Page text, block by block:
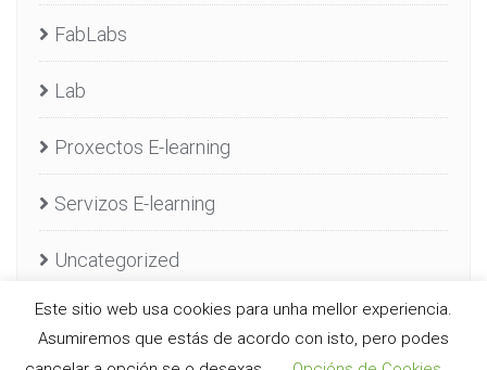
FabLabs
Lab
Proxectos E-learning
Servizos E-learning
Uncategorized
Este sitio web usa cookies para unha mellor experiencia.
Asumiremos que estás de acordo con isto, pero podes